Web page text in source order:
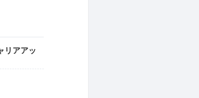
リアアッ